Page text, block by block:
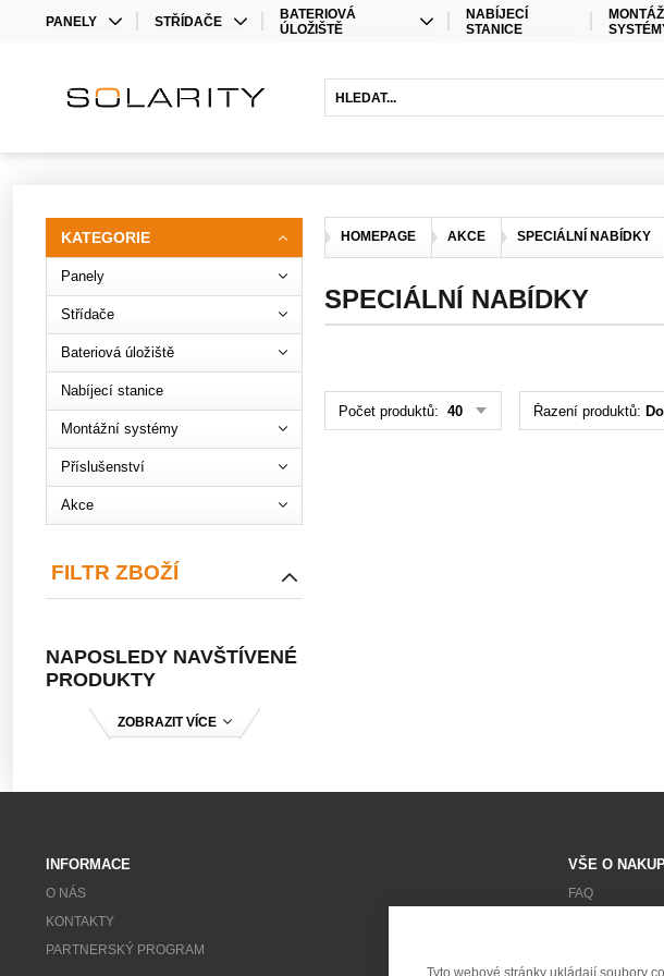
PANELY
BIFACIAL
STŘÍDAČE
OPTIMIZÉRY
BATERIOVÁ
ÚLOŽIŠTĚ
OLOVĚNÉ BATERIE
NABÍJECÍ
STANICE
HOMEPAGE AKCE SPECIÁLNÍ NABÍDKY
SPECIÁLNÍ NABÍDKY
Počet produktů: 40 Řazení produktů:
KATEGORIE
Panely
Střídače
Bateriová úložiště
Nabíjecí stanice
Montážní systémy
Příslušenství
Akce
FILTR ZBOŽÍ
NAPOSLEDY NAVŠTÍVENÉ
PRODUKTY
ZOBRAZIT VÍCE
INFORMACE
O NÁS
KONTAKTY
PARTNERSKÝ PROGRAM
VŠE O
FAQ
Tyto webové stránky ukládají soubory